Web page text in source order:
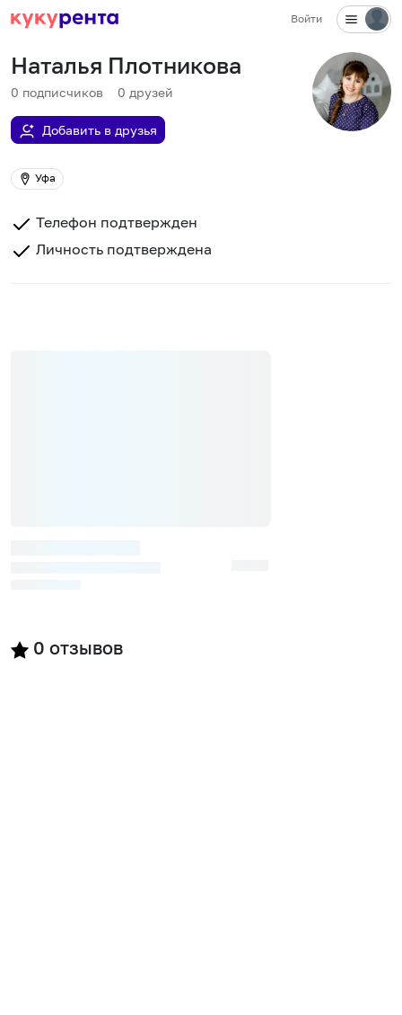
Войти
Наталья Плотникова
0 подписчиков 0 друзей
Добавить в друзья
Уфа
Телефон подтвержден
Личность подтверждена
0 отзывов